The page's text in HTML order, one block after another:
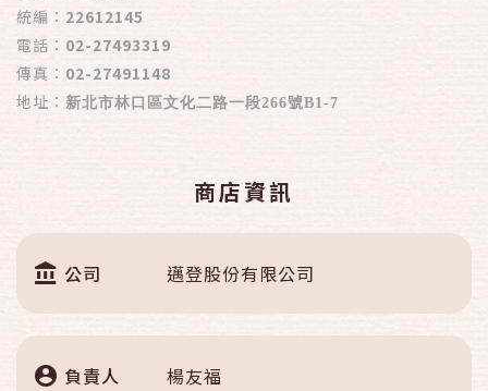
統編： 22612145
電話： 02-27493319
傳真： 02-27491148
地址： 新北市林口區文化二路一段266號B1-7
商店資訊
公司 邁登股份有限公司
負責人 楊友福